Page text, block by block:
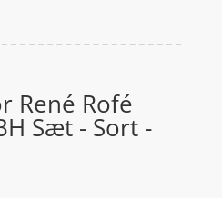
René Rofé
Sæt - Sort -